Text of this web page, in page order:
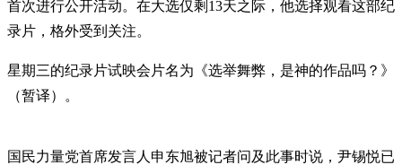
首次进行公开活动。在大选仅剩13天之际，他选择观看这部纪
录片，格外受到关注。
星期三的纪录片试映会片名为《选举舞弊，是神的作品吗？》
（暂译）。
国民力量党首席发言人申东旭被记者问及此事时说，尹锡悦已